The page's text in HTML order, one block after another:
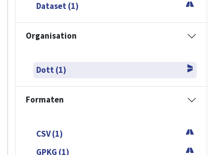
Dataset (1)
Organisation
Dott (1)
Formaten
CSV (1)
GPKG (1)